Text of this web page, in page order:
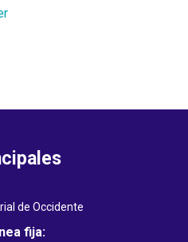
de Occidente
fija: